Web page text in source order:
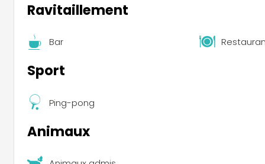
Ravitaillement
Bar
Sport
Ping-pong
Animaux